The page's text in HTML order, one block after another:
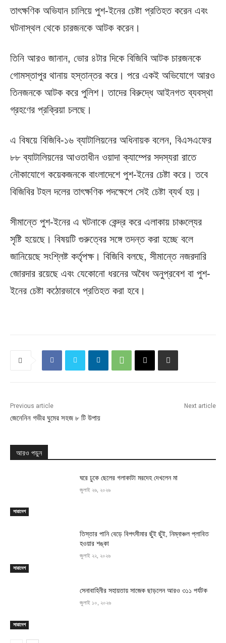
তাৎক্ষণিক অভিযান চালিয়ে পুশ-ইনের চেষ্টা প্রতিহত করেন এবং
ঘটনাস্থল থেকে চারজনকে আটক করেন।
তিনি আরও জানান, ভোর ৪টার দিকে বিজিবি আটক চারজনকে
গোমস্তাপুর থানায় হস্তান্তর করে। পরে একই অভিযোগে আরও
তিনজনকে আটক করে পুলিশ। তাদের বিরুদ্ধে আইনগত ব্যবস্থা
গ্রহণের প্রক্রিয়া চলছে।
এ বিষয়ে বিজিবি-১৬ ব্যাটালিয়নের অধিনায়ক বলেন, বিএসএফের
৮৮ ব্যাটালিয়নের আওতাধীন ওয়াদা ক্যাম্পের সদস্যরা রাতে
নৌকাযোগে কয়েকজনকে বাংলাদেশে পুশ-ইনের চেষ্টা করে। তবে
বিজিবির টহল দলের তাৎক্ষণিক পদক্ষেপে সেই চেষ্টা ব্যর্থ হয়।
সীমান্তে পুশ-ইনের এ ঘটনাকে কেন্দ্র করে এলাকায় চাঞ্চল্যের
সৃষ্টি হয়েছে। বিষয়টি গুরুত্বের সঙ্গে তদন্ত করা হচ্ছে বলে
জানিয়েছে সংশ্লিষ্ট কর্তৃপক্ষ। বিজিবি বলছে, সীমান্তে নজরদারি
জোরদার রয়েছে এবং যেকোনো ধরনের অবৈধ অনুপ্রবেশ বা পুশ-
ইনের চেষ্টা কঠোরভাবে প্রতিহত করা হবে।
Previous article
জেনেনিন গভীর ঘুমের সহজ ৮ টি উপায়
Next article
আরও পড়ুন
সারাদেশ
ঘরে ঢুকে ছেলের গলাকাটা মরদেহ দেখলেন মা
জুলাই ২৬, ২০২৬
সারাদেশ
তিস্তার পানি বেড়ে বিপৎসীমার ছুঁই ছুঁই, নিম্নাঞ্চল প্লাবিত
হওয়ার শঙ্কা
জুলাই ২২, ২০২৬
সারাদেশ
সেনাবাহিনীর সহায়তায় সাজেক ছাড়লেন আরও ৩১১ পর্যটক
জুলাই ১০, ২০২৬